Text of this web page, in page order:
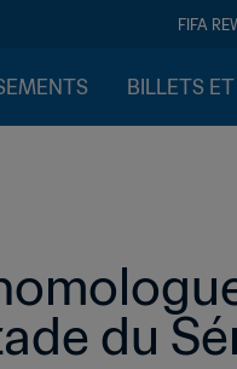
FIFA
BILLETS
du